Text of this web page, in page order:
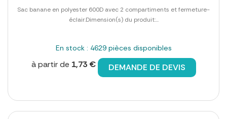
Sac banane en polyester 600D avec 2 compartiments et fermeture-
éclair.Dimension(s) du produit:...
En stock : 4629 pièces disponibles
à partir de 1,73 € DEMANDE DE DEVIS